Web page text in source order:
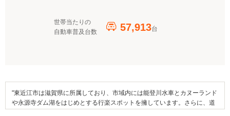
世帯当たりの
自動車普及台数
57,913台
"東近江市は滋賀県に所属しており、市域内には能登川水車とカヌーランド
や永源寺ダム湖をはじめとする行楽スポットを擁しています。さらに、道